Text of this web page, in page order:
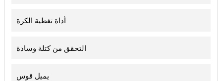
أداة تغطية الكرة
التحقق من كتلة وسادة
يميل قوس